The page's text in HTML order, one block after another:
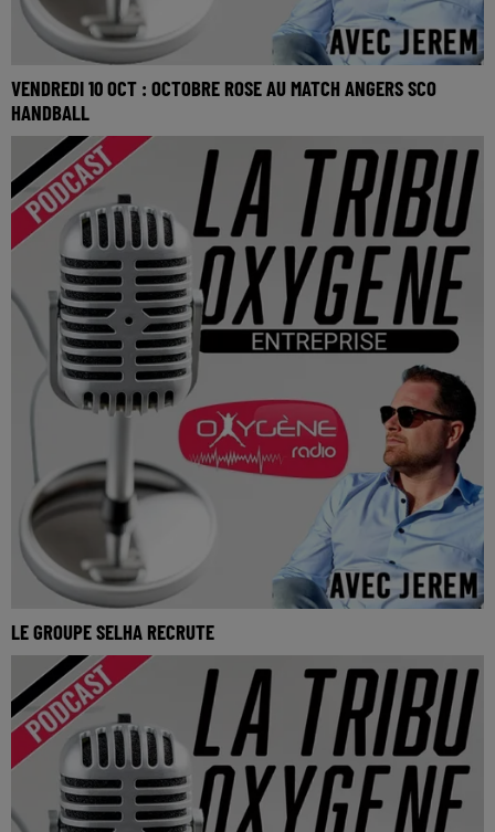
VENDREDI 10 OCT : OCTOBRE ROSE AU MATCH ANGERS SCO
HANDBALL
La Tribu Oxygène By Jerem
LE GROUPE SELHA RECRUTE
La Tribu Oxygène By Jerem